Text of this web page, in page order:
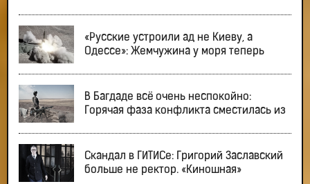
«Русские устроили ад не Киеву, а
Одессе»: Жемчужина у моря теперь
В Багдаде всё очень неспокойно:
Горячая фаза конфликта сместилась из
Скандал в ГИТИСе: Григорий Заславский
больше не ректор. «Киношная»